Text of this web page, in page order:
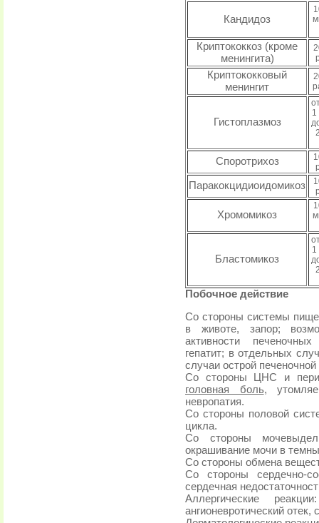
Кандидоз
Криптококкоз (кроме
менингита)
Криптококковый
менингит
Гистоплазмоз
1
Споротрихоз
Паракокцидиоидомикоз
Хромомикоз
Бластомикоз
1
Побочное действие
Со стороны системы
в животе, запор;
активности
гепатит; в отдельных
случаи острой
Со стороны ЦНС и
головная боль,
невропатия.
Со стороны половой
цикла.
Со стороны
окрашивание мочи в
Со стороны обмена
Со стороны сердечно-
сердечная
Аллергические
ангионевротический